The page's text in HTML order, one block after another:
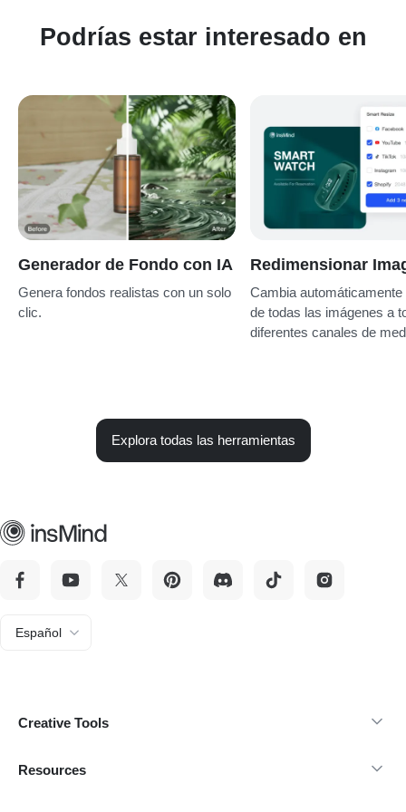
edición de fotos.
Podrías estar interesado en
Generador de Fondo con IA
Genera fondos realistas con un solo
clic.
Redimensionar
Cambia automáticamente
de todas las imágenes a
diferentes canales de
Explora todas las herramientas
Español
Creative Tools
Resources